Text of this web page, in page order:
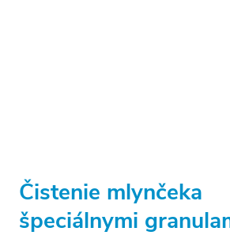
Čistenie mlynčeka
špeciálnymi